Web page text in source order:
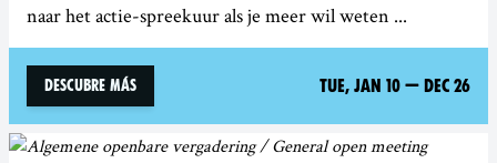
naar het actie-spreekuur als je meer wil weten ...
Descubre más Tue, Jan 10 — Dec 26